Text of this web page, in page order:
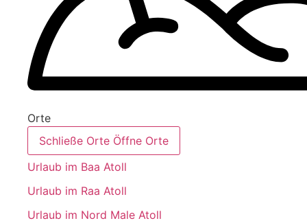
Orte
Schließe Orte Öffne Orte
Urlaub im Baa Atoll
Urlaub im Raa Atoll
Urlaub im Nord Male Atoll